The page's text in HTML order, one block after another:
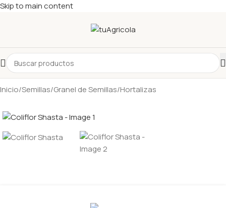
Skip to main content
Inicio/Semillas/Granel de Semillas/Hortalizas